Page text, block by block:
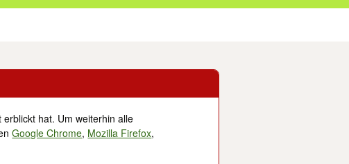
hat. Um weiterhin alle
Google Chrome, Mozilla Firefox,